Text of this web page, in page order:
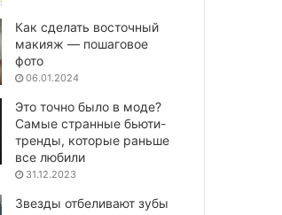
Как сделать восточный
макияж — пошаговое
фото
06.01.2024
Это точно было в моде?
Самые странные бьюти-
тренды, которые раньше
все любили
31.12.2023
Звезды отбеливают зубы